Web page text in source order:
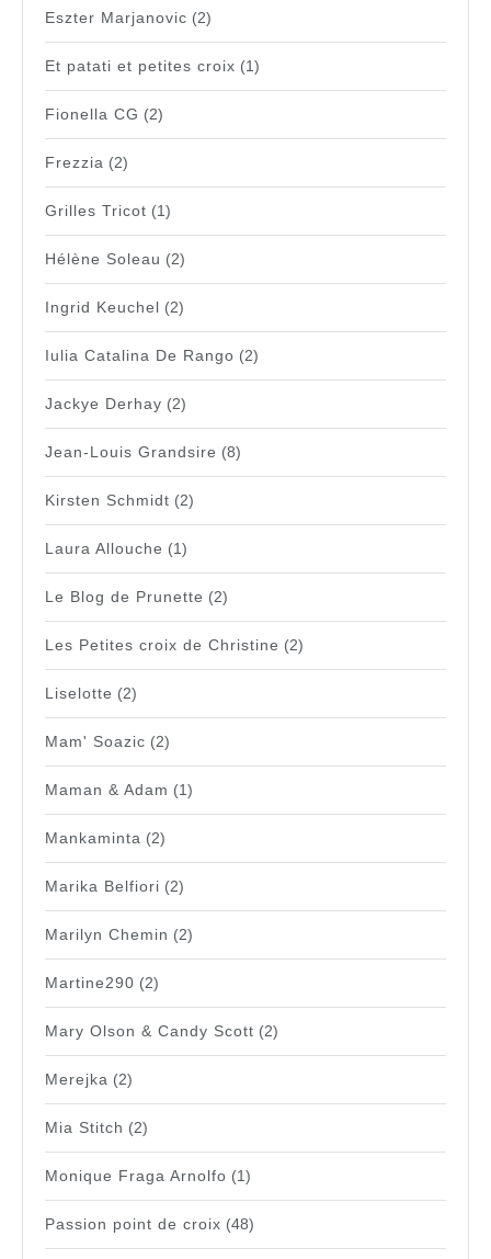
Eszter Marjanovic (2)
Et patati et petites croix (1)
Fionella CG (2)
Frezzia (2)
Grilles Tricot (1)
Hélène Soleau (2)
Ingrid Keuchel (2)
Iulia Catalina De Rango (2)
Jackye Derhay (2)
Jean-Louis Grandsire (8)
Kirsten Schmidt (2)
Laura Allouche (1)
Le Blog de Prunette (2)
Les Petites croix de Christine (2)
Liselotte (2)
Mam' Soazic (2)
Maman & Adam (1)
Mankaminta (2)
Marika Belfiori (2)
Marilyn Chemin (2)
Martine290 (2)
Mary Olson & Candy Scott (2)
Merejka (2)
Mia Stitch (2)
Monique Fraga Arnolfo (1)
Passion point de croix (48)